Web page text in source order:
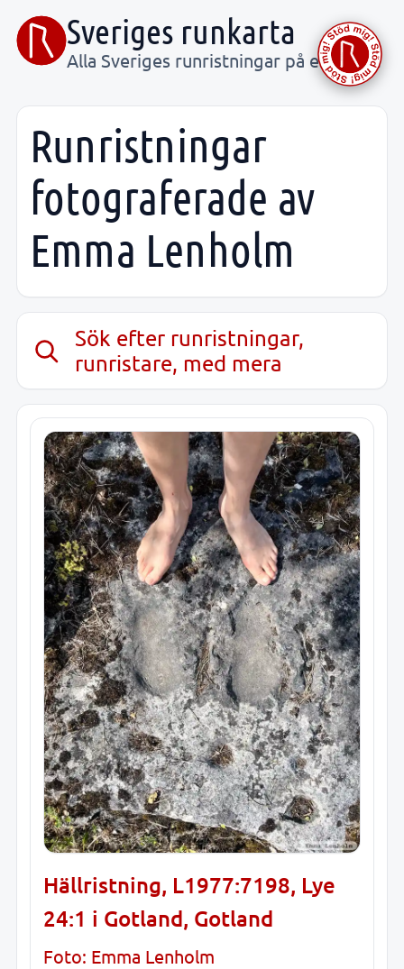
Sveriges runkarta
Alla Sveriges runristningar på ett ställe
Runristningar
fotograferade av
Emma Lenholm
Sök efter runristningar,
runristare, med mera
Hällristning, L1977:7198, Lye
24:1 i Gotland, Gotland
Foto: Emma Lenholm